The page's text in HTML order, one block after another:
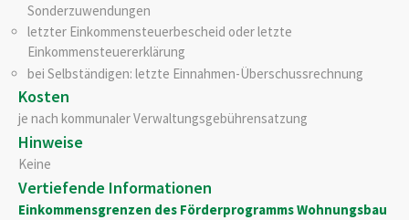
Sonderzuwendungen
letzter Einkommensteuerbescheid oder letzte
Einkommensteuererklärung
bei Selbständigen: letzte Einnahmen-Überschussrechnung
Kosten
je nach kommunaler Verwaltungsgebührensatzung
Hinweise
Keine
Vertiefende Informationen
Einkommensgrenzen des Förderprogramms Wohnungsbau